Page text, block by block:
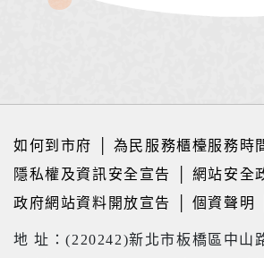
如何到市府 為民服務櫃檯服務時
隱私權及資訊安全宣告
網站安全
政府網站資料開放宣告
個資聲明
地 址：(220242)新北市板橋區中山